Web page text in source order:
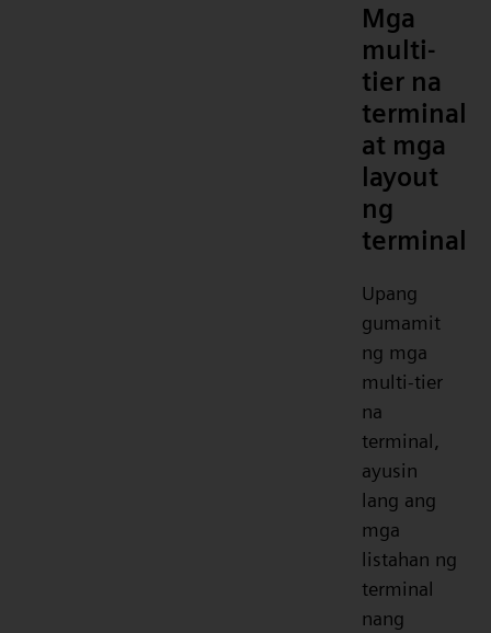
Mga
multi-
tier na
terminal
at mga
layout
ng
terminal
Upang
gumamit
ng mga
multi-tier
na
terminal,
ayusin
lang ang
mga
listahan ng
terminal
nang